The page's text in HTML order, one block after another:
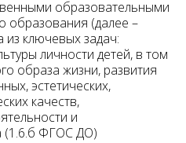
образовательными
образования (далее –
ключевых задач:
личности детей, в том
образа жизни, развития
эстетических,
качеств,
и
(1.6.б ФГОС ДО)